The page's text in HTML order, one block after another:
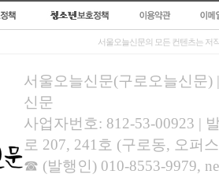
서울오늘신문의 모든 컨텐츠는 저
서울오늘신문(구로오늘신문)
신문
사업자번호: 812-53-00923 |
로 207, 241호 (구로동, 오퍼
☎ (발행인) 010-8553-9979,